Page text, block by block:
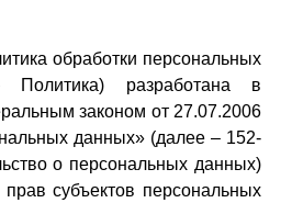
обработки персональных
разработана в
законом от 27.07.2006
данных» (далее – 152-
о персональных данных)
субъектов персональных